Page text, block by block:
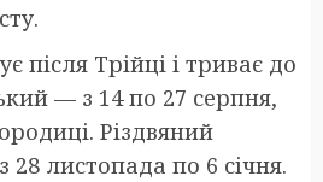
після Трійці і триває до
— з 14 по 27 серпня,
Різдвяний
28 листопада по 6 січня.